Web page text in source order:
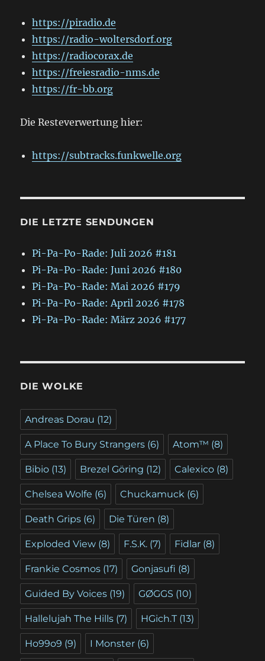
https://piradio.de
https://radio-woltersdorf.org
https://radiocorax.de
https://freiesradio-nms.de
https://fr-bb.org
Die Resteverwertung hier:
https://subtracks.funkwelle.org
DIE LETZTE SENDUNGEN
Pi-Pa-Po-Rade: Juli 2026 #181
Pi-Pa-Po-Rade: Juni 2026 #180
Pi-Pa-Po-Rade: Mai 2026 #179
Pi-Pa-Po-Rade: April 2026 #178
Pi-Pa-Po-Rade: März 2026 #177
DIE WOLKE
Andreas Dorau (12)
A Place To Bury Strangers (6) Atom™ (8)
Bibio (13) Brezel Göring (12) Calexico (8)
Chelsea Wolfe (6) Chuckamuck (6)
Death Grips (6) Die Türen (8)
Exploded View (8) F.S.K. (7) Fidlar (8)
Frankie Cosmos (17) Gonjasufi (8)
Guided By Voices (19) GØGGS (10)
Hallelujah The Hills (7) HGich.T (13)
Ho99o9 (9) I Monster (6)